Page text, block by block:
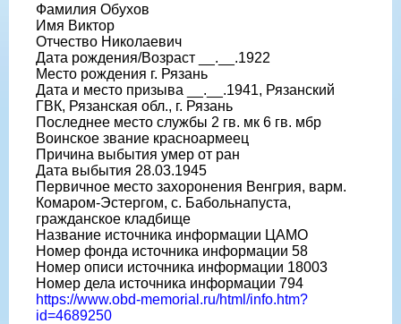
Фамилия Обухов
Имя Виктор
Отчество Николаевич
Дата рождения/Возраст __.__.1922
Место рождения г. Рязань
Дата и место призыва __.__.1941, Рязанский
ГВК, Рязанская обл., г. Рязань
Последнее место службы 2 гв. мк 6 гв. мбр
Воинское звание красноармеец
Причина выбытия умер от ран
Дата выбытия 28.03.1945
Первичное место захоронения Венгрия, варм.
Комаром-Эстергом, с. Бабольнапуста,
гражданское кладбище
Название источника информации ЦАМО
Номер фонда источника информации 58
Номер описи источника информации 18003
Номер дела источника информации 794
https://www.obd-memorial.ru/html/info.htm?
id=4689250